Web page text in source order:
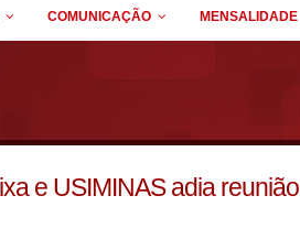
COMUNICAÇÃO MENSALIDADE
e USIMINAS adia reunião